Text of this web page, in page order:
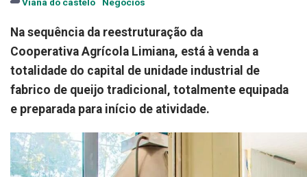
Na sequência da reestruturação da
Cooperativa Agrícola Limiana, está à venda a
totalidade do capital de unidade industrial de
fabrico de queijo tradicional, totalmente equipada
e preparada para início de atividade.